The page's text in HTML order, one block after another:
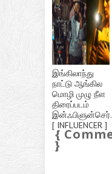
இங்கிலாந்து
நாட்டு ஆங்கில
மொழி முழு நீள
திரைப்படம்
இன்ஃபிளுன்செர்.
[ INFLUENCER ]
{
}